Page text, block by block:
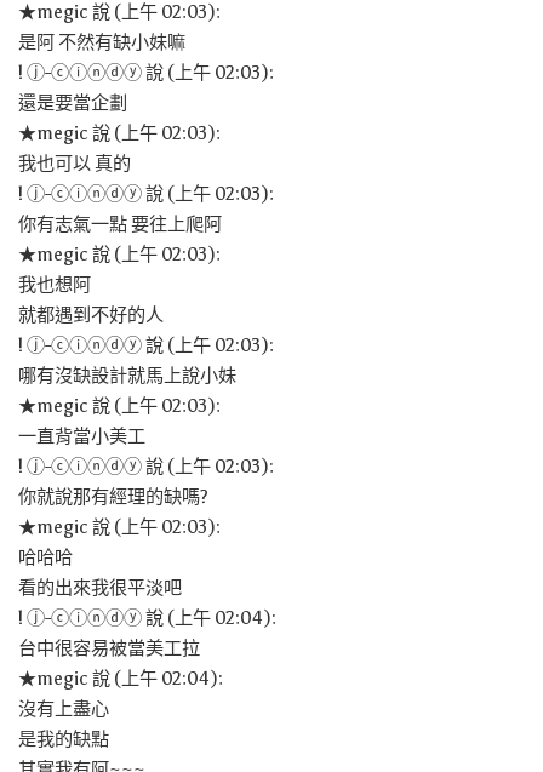
★megic 說 (上午 02:03):
是阿 不然有缺小妹嘛
! ⓙ-ⓒⓘⓝⓓⓨ 說 (上午 02:03):
還是要當企劃
★megic 說 (上午 02:03):
我也可以 真的
! ⓙ-ⓒⓘⓝⓓⓨ 說 (上午 02:03):
你有志氣一點 要往上爬阿
★megic 說 (上午 02:03):
我也想阿
就都遇到不好的人
! ⓙ-ⓒⓘⓝⓓⓨ 說 (上午 02:03):
哪有沒缺設計就馬上說小妹
★megic 說 (上午 02:03):
一直背當小美工
! ⓙ-ⓒⓘⓝⓓⓨ 說 (上午 02:03):
你就說那有經理的缺嗎?
★megic 說 (上午 02:03):
哈哈哈
看的出來我很平淡吧
! ⓙ-ⓒⓘⓝⓓⓨ 說 (上午 02:04):
台中很容易被當美工拉
★megic 說 (上午 02:04):
沒有上盡心
是我的缺點